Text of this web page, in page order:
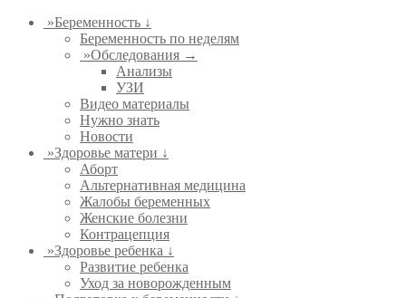
»Беременность ↓
Беременность по неделям
»Обследования →
Анализы
УЗИ
Видео материалы
Нужно знать
Новости
»Здоровье матери ↓
Аборт
Альтернативная медицина
Жалобы беременных
Женские болезни
Контрацепция
»Здоровье ребенка ↓
Развитие ребенка
Уход за новорожденным